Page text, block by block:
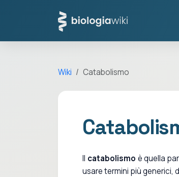
Wiki Catabolismo
Il catabolismo è quella
usare termini più generici,